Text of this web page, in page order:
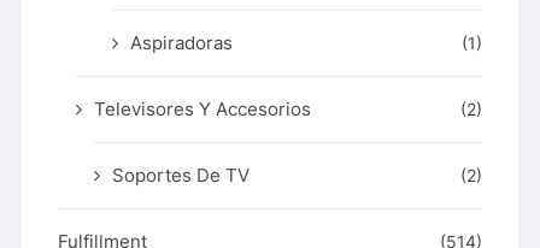
Aspiradoras (1)
Televisores Y Accesorios (2)
Soportes De TV (2)
Fulfillment (514)